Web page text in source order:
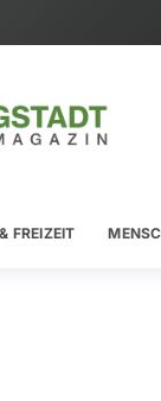
FREIZEIT